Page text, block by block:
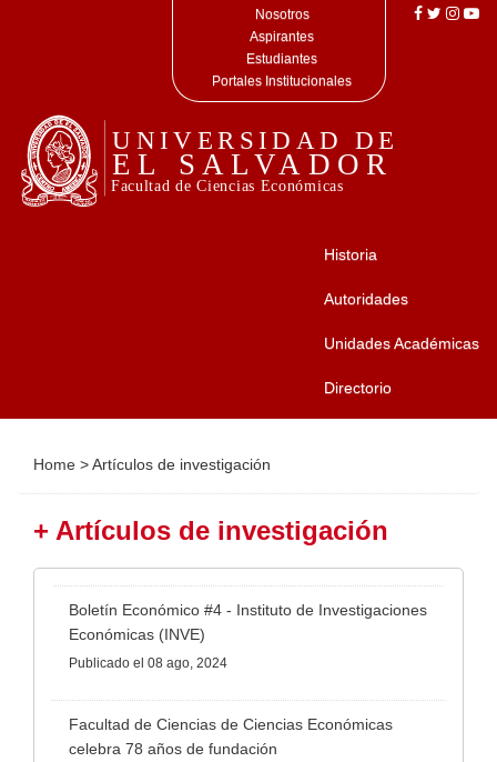
Nosotros
Aspirantes
Estudiantes
Portales Institucionales
Historia
Autoridades
Unidades Académicas
Directorio
Home >Artículos de investigación
+ Artículos de investigación
Boletín Económico #4 - Instituto de Investigaciones
Económicas (INVE)
Publicado el 08 ago, 2024
Facultad de Ciencias de Ciencias Económicas
celebra 78 años de fundación